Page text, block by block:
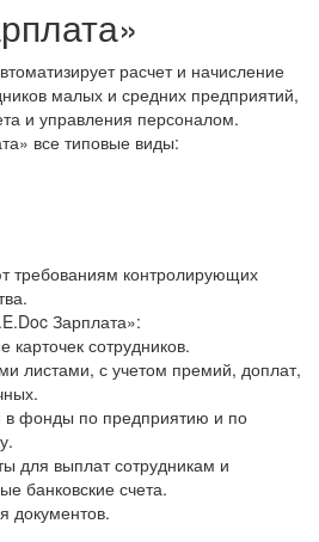
расчет и начисление
малых и средних предприятий,
и управления персоналом.
все типовые виды:
требованиям контролирующих
Зарплата»:
карточек сотрудников.
листами, с учетом премий, доплат,
в фонды по предприятию и по
для выплат сотрудникам и
банковские счета.
документов.